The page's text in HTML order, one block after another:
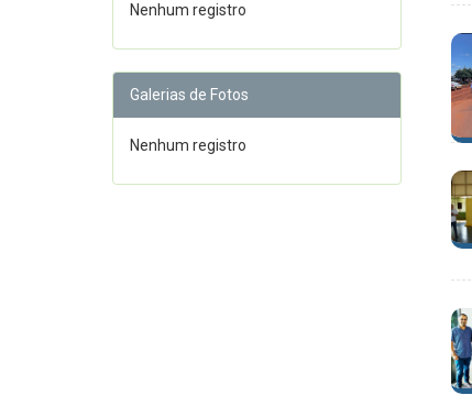
Nenhum registro
Galerias de Fotos
Nenhum registro